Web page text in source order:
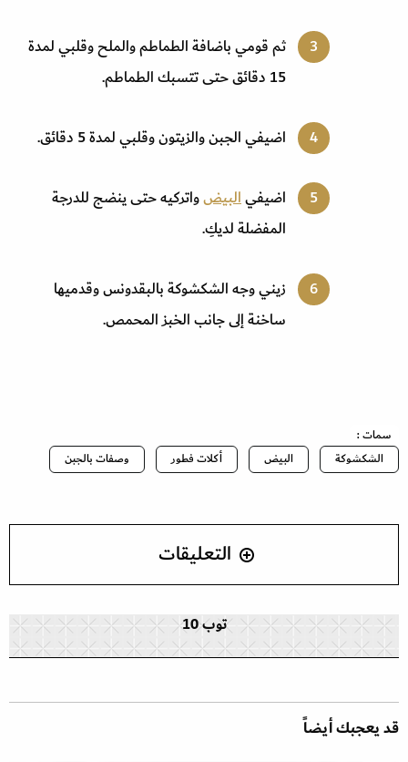
ثم قومي باضافة الطماطم والملح وقلبي لمدة
15 دقائق حتى تتسبك الطماطم.
اضيفي الجبن والزيتون وقلبي لمدة 5 دقائق.
اضيفيالبيضواتركيه حتى ينضج للدرجة
المفضلة لديكِ.
زيني وجه الشكشوكة بالبقدونس وقدميها
ساخنة إلى جانب الخبز المحمص.
سمات :
الشكشوكة
البيض أكلات فطور وصفات بالجبن
التعليقات
توب 10
قد يعجبك أيضاً